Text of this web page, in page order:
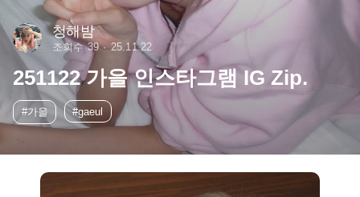
청해밤
조회수 39 25.11.22
251122 가을 인스타그램 IG Zip.
#가을 #gaeul